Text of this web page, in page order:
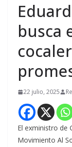
busca
22 julio, 2025
El exministro de
Movimiento Al